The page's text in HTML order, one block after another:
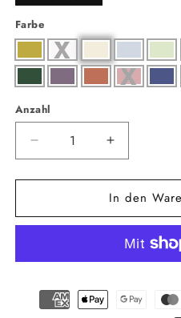
Farbe
Anzahl
Anzahl
Verringere
die
Menge
Bio
Bettwäsche
Erhöhe
die
Menge
für
Bio
Linon
In den